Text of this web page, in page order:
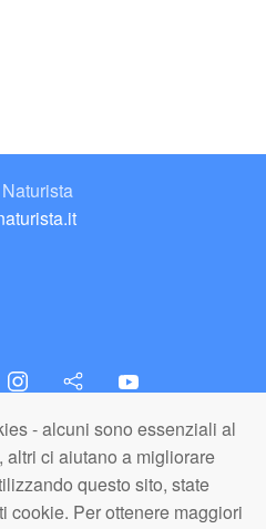
- alcuni sono essenziali al
ci aiutano a migliorare
questo sito, state
cookie. Per ottenere maggiori
Italiana (APS)